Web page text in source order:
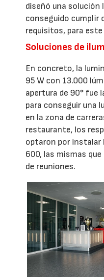
diseñó una solución
conseguido cumplir
requisitos, para
Soluciones de
En concreto, la
95 W con 13.000
apertura de 90° fue
para conseguir una
en la zona de
restaurante, los
optaron por instalar
600, las mismas
de reuniones.